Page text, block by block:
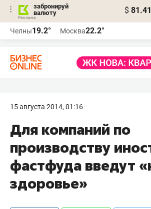
забронируй
валюту
$ 81.41
Челны19.2° Москва22.2°
15 августа 2014, 01:16
Для компаний по
производству
фастфуда введут
здоровье»